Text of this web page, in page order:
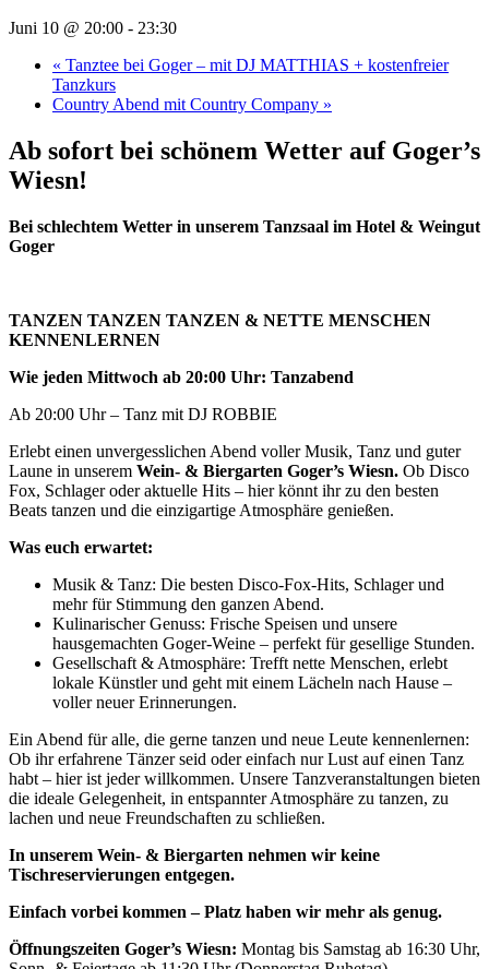
Juni 10 @ 20:00 - 23:30
« Tanztee bei Goger – mit DJ MATTHIAS + kostenfreier
Tanzkurs
Country Abend mit Country Company »
Ab sofort bei schönem Wetter auf Goger’s
Wiesn!
Bei schlechtem Wetter in unserem Tanzsaal im Hotel & Weingut
Goger
TANZEN TANZEN TANZEN & NETTE MENSCHEN
KENNENLERNEN
Wie jeden Mittwoch ab 20:00 Uhr: Tanzabend
Ab 20:00 Uhr – Tanz mit DJ ROBBIE
Erlebt einen unvergesslichen Abend voller Musik, Tanz und guter
Laune in unserem Wein- & Biergarten Goger’s Wiesn. Ob Disco
Fox, Schlager oder aktuelle Hits – hier könnt ihr zu den besten
Beats tanzen und die einzigartige Atmosphäre genießen.
Was euch erwartet:
Musik & Tanz: Die besten Disco-Fox-Hits, Schlager und
mehr für Stimmung den ganzen Abend.
Kulinarischer Genuss: Frische Speisen und unsere
hausgemachten Goger-Weine – perfekt für gesellige Stunden.
Gesellschaft & Atmosphäre: Trefft nette Menschen, erlebt
lokale Künstler und geht mit einem Lächeln nach Hause –
voller neuer Erinnerungen.
Ein Abend für alle, die gerne tanzen und neue Leute kennenlernen:
Ob ihr erfahrene Tänzer seid oder einfach nur Lust auf einen Tanz
habt – hier ist jeder willkommen. Unsere Tanzveranstaltungen bieten
die ideale Gelegenheit, in entspannter Atmosphäre zu tanzen, zu
lachen und neue Freundschaften zu schließen.
In unserem Wein- & Biergarten nehmen wir keine
Tischreservierungen entgegen.
Einfach vorbei kommen – Platz haben wir mehr als genug.
Öffnungszeiten Goger’s Wiesn: Montag bis Samstag ab 16:30 Uhr,